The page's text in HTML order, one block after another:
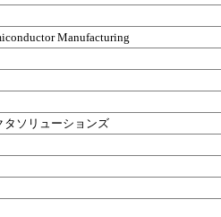
Manufacturing
ソリューションズ